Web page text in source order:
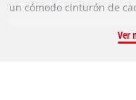
un cómodo cinturón de
Así, p. ej. los trabajos
Ver